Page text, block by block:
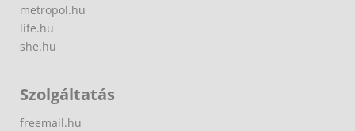
metropol.hu
life.hu
she.hu
Szolgáltatás
freemail.hu